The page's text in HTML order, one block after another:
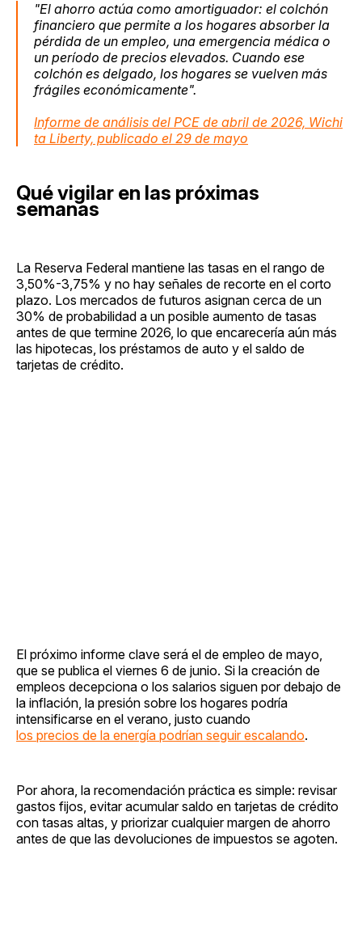
"El ahorro actúa como amortiguador: el colchón
financiero que permite a los hogares absorber la
pérdida de un empleo, una emergencia médica o
un período de precios elevados. Cuando ese
colchón es delgado, los hogares se vuelven más
frágiles económicamente".
Informe de análisis del PCE de abril de 2026, Wichi
ta Liberty, publicado el 29 de mayo
Qué vigilar en las próximas
semanas
La Reserva Federal mantiene las tasas en el rango de
3,50%-3,75% y no hay señales de recorte en el corto
plazo. Los mercados de futuros asignan cerca de un
30% de probabilidad a un posible aumento de tasas
antes de que termine 2026, lo que encarecería aún más
las hipotecas, los préstamos de auto y el saldo de
tarjetas de crédito.
El próximo informe clave será el de empleo de mayo,
que se publica el viernes 6 de junio. Si la creación de
empleos decepciona o los salarios siguen por debajo de
la inflación, la presión sobre los hogares podría
intensificarse en el verano, justo cuando
los precios de la energía podrían seguir escalando.
Por ahora, la recomendación práctica es simple: revisar
gastos fijos, evitar acumular saldo en tarjetas de crédito
con tasas altas, y priorizar cualquier margen de ahorro
antes de que las devoluciones de impuestos se agoten.